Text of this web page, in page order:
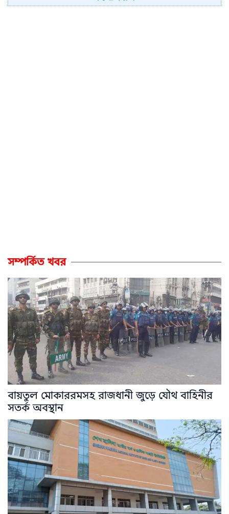
সম্পর্কিত খবর
বায়তুল মোকাররমসহ রাজধানী জুড়ে যৌথ বাহিনীর
সতর্ক অবস্থান